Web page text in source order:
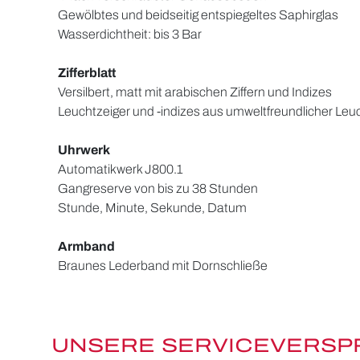
Gewölbtes und beidseitig entspiegeltes Saphirglas
Wasserdichtheit: bis 3 Bar
Zifferblatt
Versilbert, matt mit arabischen Ziffern und Indizes
Leuchtzeiger und -indizes aus umweltfreundlicher
Uhrwerk
Automatikwerk J800.1
Gangreserve von bis zu 38 Stunden
Stunde, Minute, Sekunde, Datum
Armband
Braunes Lederband mit Dornschließe
UNSERE